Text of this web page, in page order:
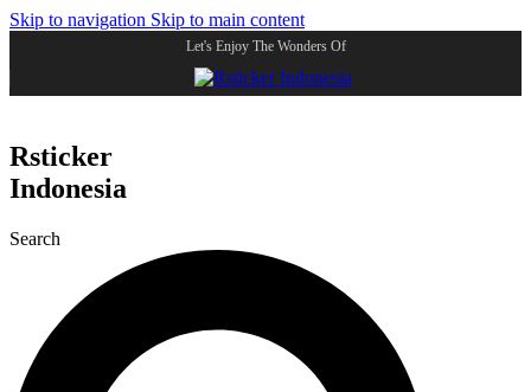
Skip to navigation Skip to main content
Let's Enjoy The Wonders Of
Rsticker
Indonesia
Search